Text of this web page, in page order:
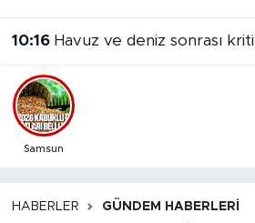
10:16 Havuz ve deniz sonrası kritik
Samsun
HABERLER GÜNDEM HABERLERI
Trafik Durumu
Süper Lig Puan Durumu ve